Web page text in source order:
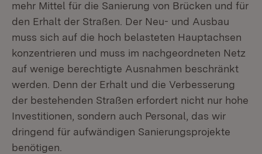
mehr Mittel für die Sanierung von Brücken und für
den Erhalt der Straßen. Der Neu- und Ausbau
muss sich auf die hoch belasteten Hauptachsen
konzentrieren und muss im nachgeordneten Netz
auf wenige berechtigte Ausnahmen beschränkt
werden. Denn der Erhalt und die Verbesserung
der bestehenden Straßen erfordert nicht nur hohe
Investitionen, sondern auch Personal, das wir
dringend für aufwändigen Sanierungsprojekte
benötigen.